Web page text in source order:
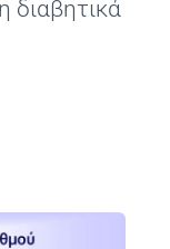
διαβητικά